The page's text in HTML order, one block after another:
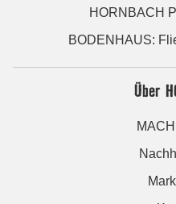
HORNBACH
BODENHAUS:
Über